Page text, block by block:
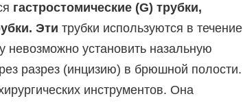
гастростомические (G) трубки,
Эти трубки используются в течение
невозможно установить назальную
разрез (инцизию) в брюшной полости.
инструментов. Она